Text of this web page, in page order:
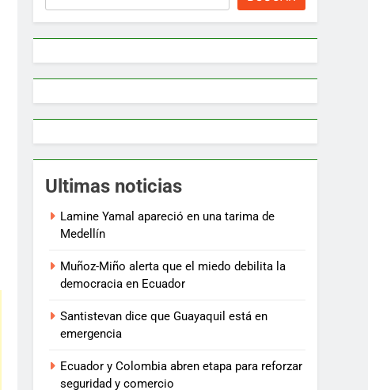
Ultimas noticias
Lamine Yamal apareció en una tarima de
Medellín
Muñoz-Miño alerta que el miedo debilita la
democracia en Ecuador
Santistevan dice que Guayaquil está en
emergencia
Ecuador y Colombia abren etapa para reforzar
seguridad y comercio